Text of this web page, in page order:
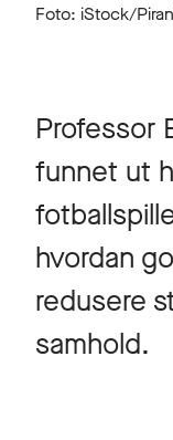
Foto: iStock/
Professor
funnet ut
hvordan
redusere
samhold.